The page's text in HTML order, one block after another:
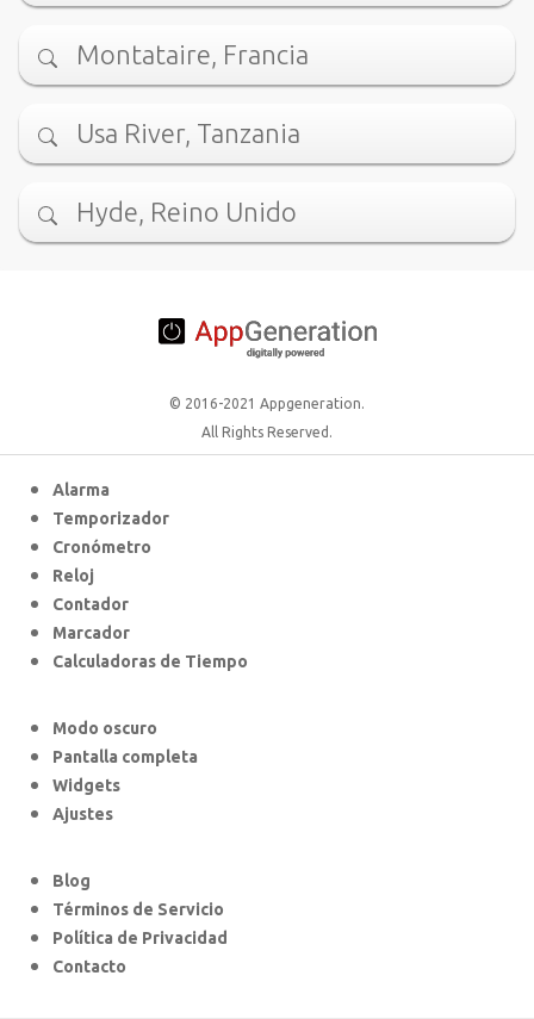
Montataire, Francia
Usa River, Tanzania
Hyde, Reino Unido
© 2016-2021 Appgeneration.
All Rights Reserved.
Alarma
Temporizador
Cronómetro
Reloj
Contador
Marcador
Calculadoras de Tiempo
Modo oscuro
Pantalla completa
Widgets
Ajustes
Blog
Términos de Servicio
Política de Privacidad
Contacto